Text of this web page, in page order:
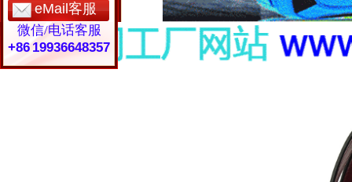
eMail客服
微信/电话客服
+86 19936648357